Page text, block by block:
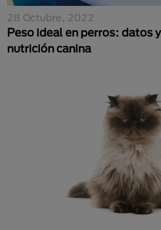
28 Octubre, 2022
Peso ideal en perros: datos
nutrición canina